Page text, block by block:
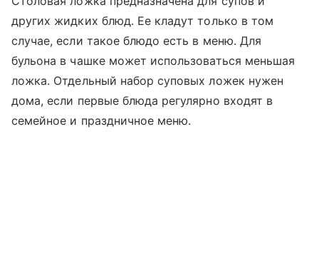
других жидких блюд. Ее кладут только в том
случае, если такое блюдо есть в меню. Для
бульона в чашке может использоваться меньшая
ложка. Отдельный набор суповых ложек нужен
дома, если первые блюда регулярно входят в
семейное и праздничное меню.